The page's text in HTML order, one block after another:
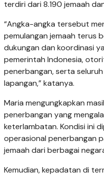
terdiri dari 8.190 jemaah
“Angka-angka tersebut
pemulangan jemaah terus
dukungan dan koordinasi
pemerintah Indonesia,
penerbangan, serta
lapangan,” katanya.
Maria mengungkapkan
penerbangan yang
keterlambatan. Kondisi ini
operasional penerbangan
jemaah dari berbagai
Kemudian, kepadatan di